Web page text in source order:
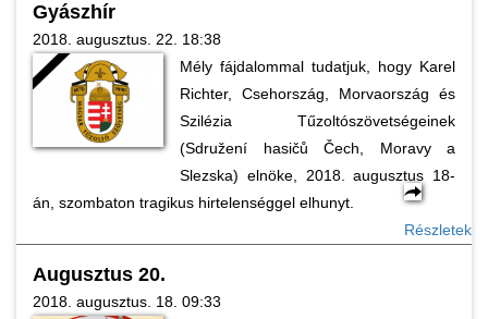
Gyászhír
2018. augusztus. 22. 18:38
Mély fájdalommal tudatjuk, hogy Karel
Richter, Csehország, Morvaország és
Szilézia Tűzoltószövetségeinek
(Sdružení hasičů Čech, Moravy a
Slezska) elnöke, 2018. augusztus 18-
án, szombaton tragikus hirtelenséggel elhunyt.
Részletek
Augusztus 20.
2018. augusztus. 18. 09:33